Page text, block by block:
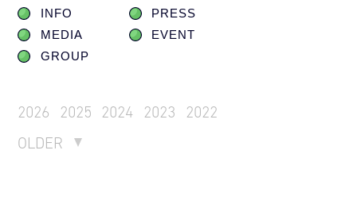
INFO
PRESS
MEDIA
EVENT
GROUP
2026 2025 2024 2023
2022
OLDER